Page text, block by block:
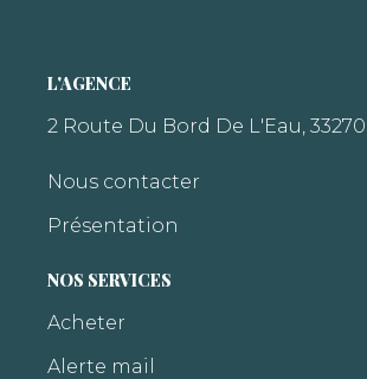
L'AGENCE
2 Route Du Bord De L'Eau,
Nous contacter
Présentation
NOS SERVICES
Acheter
Alerte mail